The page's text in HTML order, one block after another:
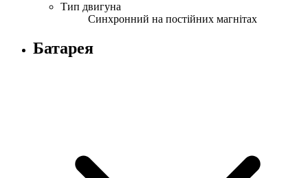
Тип двигуна
Синхронний на постійних магнітах
Батарея